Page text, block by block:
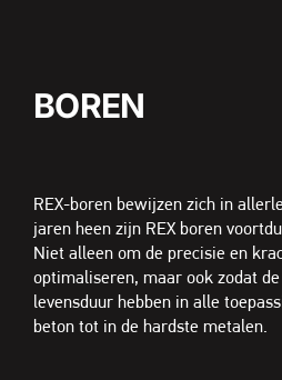
BOREN
REX-boren bewijzen zich in
jaren heen zijn REX boren
Niet alleen om de precisie en
optimaliseren, maar ook zodat
levensduur hebben in alle
beton tot in de hardste metalen.